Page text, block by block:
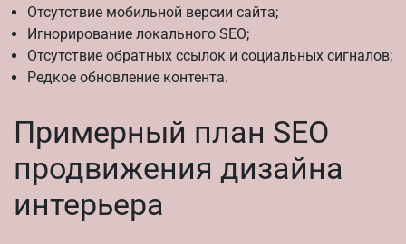
Отсутствие мобильной версии сайта;
Игнорирование локального SEO;
Отсутствие обратных ссылок и социальных сигналов;
Редкое обновление контента.
Примерный план SEO
продвижения дизайна
интерьера